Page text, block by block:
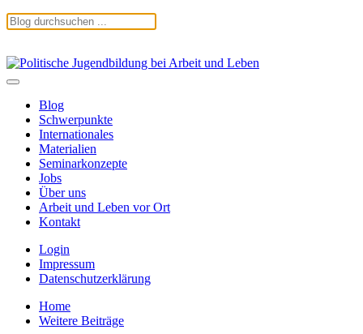
Blog
Schwerpunkte
Internationales
Materialien
Seminarkonzepte
Jobs
Über uns
Arbeit und Leben vor Ort
Kontakt
Login
Impressum
Datenschutzerklärung
Home
Weitere Beiträge